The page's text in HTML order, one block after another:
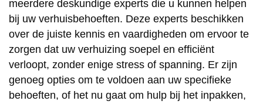
meerdere deskundige experts die u kunnen helpen
bij uw verhuisbehoeften. Deze experts beschikken
over de juiste kennis en vaardigheden om ervoor te
zorgen dat uw verhuizing soepel en efficiënt
verloopt, zonder enige stress of spanning. Er zijn
genoeg opties om te voldoen aan uw specifieke
behoeften, of het nu gaat om hulp bij het inpakken,